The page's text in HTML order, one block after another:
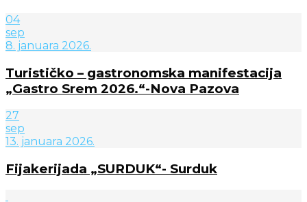
04
sep
8. januara 2026.
Turističko – gastronomska manifestacija
„Gastro Srem 2026.“-Nova Pazova
27
sep
13. januara 2026.
Fijakerijada „SURDUK“- Surduk